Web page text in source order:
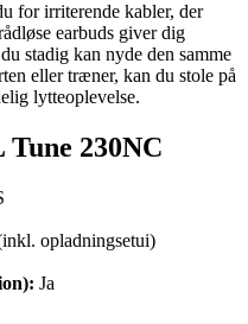
for irriterende kabler, der
earbuds giver dig
stadig kan nyde den samme
eller træner, kan du stole på
lytteoplevelse.
230NC
opladningsetui)
Ja